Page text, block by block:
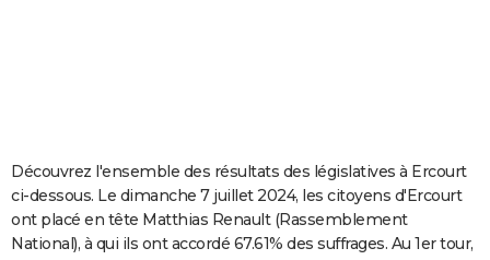
Carte de Noël
Carte Bonne année
Carte Saint-Valentin
Carte Pâques
Carte d'anniversaire
DICTIONNAIRE
Dictionnaire
Biographies
Citations
Expressions
Proverbes
PROGRAMME TV
Découvrez l'ensemble des résultats des législatives à Ercourt
ci-dessous. Le dimanche 7 juillet 2024, les citoyens d'Ercourt
ont placé en tête Matthias Renault (Rassemblement
National), à qui ils ont accordé 67.61% des suffrages. Au 1er tour,